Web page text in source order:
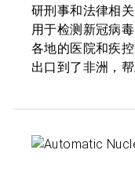
研刑事和法律相
用于检测新冠病
各地的医院和疾
出口到了非洲，